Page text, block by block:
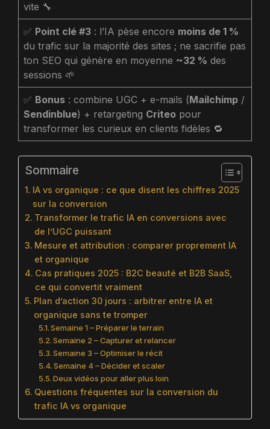
vite 🔧
✅ Point clé #3 : l’IA pèse encore moins de 1 %
du trafic sur la majorité des sites ; ne sacrifie pas
ton SEO qui génère en moyenne ~32 % des
sessions 🌱
✅ Bonus : combine UGC + e-mails (Mailchimp /
Sendinblue) + retargeting Criteo pour
transformer les curieux en clients fidèles 🔁
Sommaire
IA vs organique : ce que disent les chiffres 2025
sur la conversion
Transformer le trafic IA en conversions avec
de l’UGC puissant
Mesure et attribution : comparer proprement IA
et organique
Cas pratiques 2025 : B2C beauté et B2B SaaS,
ce qui convertit vraiment
Plan d’action 30 jours : arbitrer entre IA et
organique sans te tromper
Semaine 1 – Préparer le terrain
Semaine 2 – Capturer et relancer
Semaine 3 – Optimiser le récit
Semaine 4 – Décider et scaler
Deux vidéos pour aller plus loin
Questions fréquentes sur la conversion du
trafic IA vs organique